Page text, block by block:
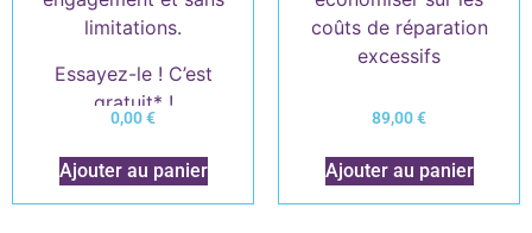
limitations.
Essayez-le ! C’est
gratuit* !
0,00€
Ajouter au panier
coûts de réparation
excessifs
89,00€
Ajouter au panier